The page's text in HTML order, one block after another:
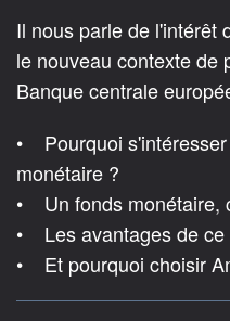
Il nous parle de l'intérêt
le nouveau contexte de
Banque centrale
• Pourquoi
monétaire ?
• Un fonds monétaire,
• Les avantages de ce
• Et pourquoi choisir